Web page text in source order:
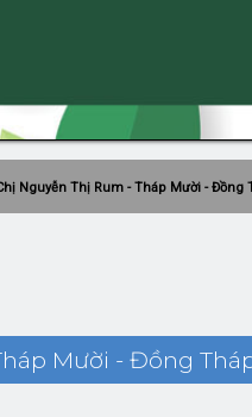
Nguyễn Thị Rum - Tháp Mười - Đồng
Mười - Đồng